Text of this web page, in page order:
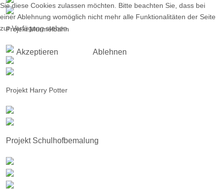
Projekt Murmelbahn
Projekt Harry Potter
Projekt Schulhofbemalung
Sie diese Cookies zulassen möchten. Bitte beachten Sie, dass bei
einer Ablehnung womöglich nicht mehr alle Funktionalitäten der Seite
zur Verfügung stehen.
Akzeptieren Ablehnen